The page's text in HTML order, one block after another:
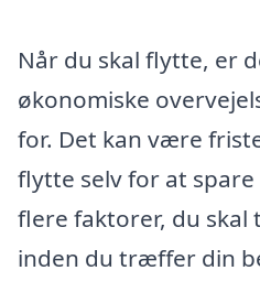
Når du skal flytte, er
økonomiske
for. Det kan være
flytte selv for at
flere faktorer, du skal
inden du træffer din